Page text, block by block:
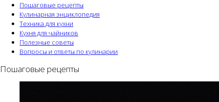
Пошаговые рецепты
Кулинарная энциклопедия
Техника для кухни
Кухня для чайников
Полезные советы
Вопросы и ответы по кулинарии
Пошаговые рецепты